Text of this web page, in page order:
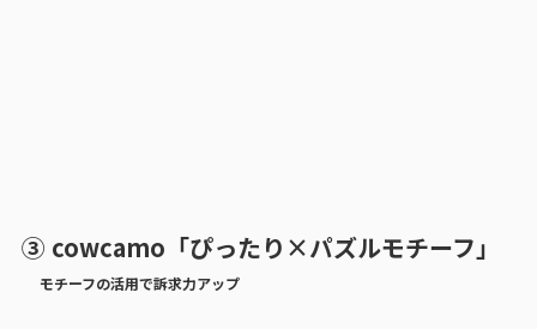
③ cowcamo「ぴったり×パズルモチーフ」
モチーフの活用で訴求力アップ